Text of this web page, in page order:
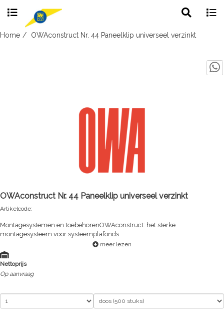
Skip
search
Home OWAconstruct Nr. 44 Paneelklip universeel verzinkt
OWAconstruct Nr. 44 Paneelklip universeel verzinkt
Artikelcode:
Montagesystemen en toebehorenOWAconstruct: het sterke
montagesysteem voor systeemplafonds
meer lezen
Nettoprijs
Op aanvraag